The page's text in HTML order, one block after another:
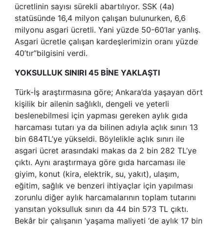
ücretlinin sayısı sürekli abartılıyor. SSK (4a)
statüsünde 16,4 milyon çalışan bulunurken, 6,6
milyonu asgari ücretli. Yani yüzde 50-60’lar yanlış.
Asgari ücretle çalışan kardeşlerimizin oranı yüzde
40’tır”bilgisini verdi.
YOKSULLUK SINIRI 45 BİNE YAKLAŞTI
Türk-İş araştırmasına göre; Ankara’da yaşayan dört
kişilik bir ailenin sağlıklı, dengeli ve yeterli
beslenebilmesi için yapması gereken aylık gıda
harcaması tutarı ya da bilinen adıyla açlık sınırı 13
bin 684TL’ye yükseldi. Böylelikle açlık sınırı ile
asgari ücret arasındaki makas da 2 bin 282 TL’ye
çıktı. Aynı araştırmaya göre gıda harcaması ile
giyim, konut (kira, elektrik, su, yakıt), ulaşım,
eğitim, sağlık ve benzeri ihtiyaçlar için yapılması
zorunlu diğer aylık harcamalarının toplam tutarını
yansıtan yoksulluk sınırı da 44 bin 573 TL çıktı.
Bekâr bir çalışanın ‘yaşama maliyeti ‘de aylık 17 bin